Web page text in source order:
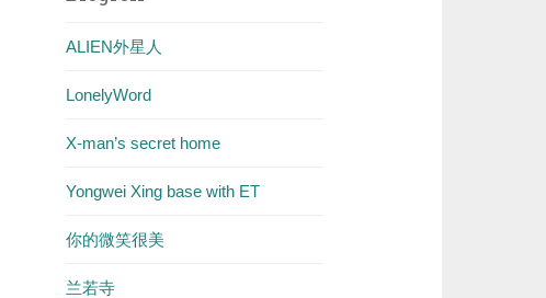
ALIEN外星人
LonelyWord
X-man’s secret home
Yongwei Xing base with ET
你的微笑很美
兰若寺